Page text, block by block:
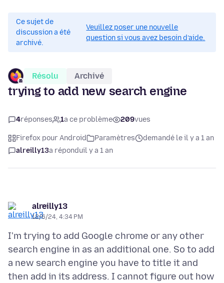
Ce sujet de
discussion a été
archivé.
Veuillez poser une nouvelle
question si vous avez besoin d’aide.
Résolu Archivé
trying to add new search engine
4réponses 1a ce problème 209vues
Firefox pour Android Paramètres
demandé le il y a 1 an
alreilly13a réponduil y a 1 an
alreilly13
12/6/24, 4:34 PM
I'm trying to add Google chrome or any other
search engine in as an additional one. So to add
a new search engine you have to title it and
then add in its address. I cannot figure out how